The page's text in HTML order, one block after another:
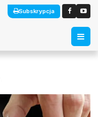
Subskrypcja